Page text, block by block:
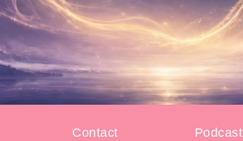
Contact Podcast